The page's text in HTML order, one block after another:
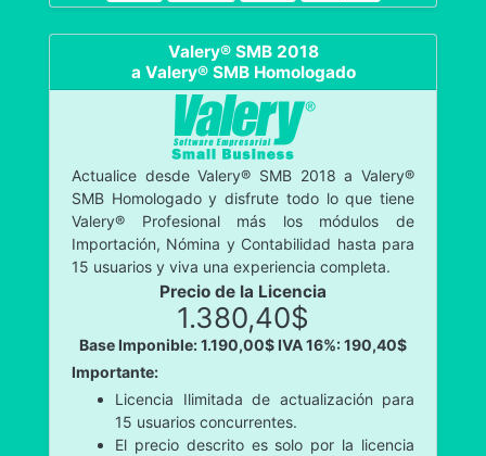
Valery® SMB 2018
a Valery® SMB Homologado
Actualice desde Valery® SMB 2018 a Valery®
SMB Homologado y disfrute todo lo que tiene
Valery® Profesional más los módulos de
Importación, Nómina y Contabilidad hasta para
15 usuarios y viva una experiencia completa.
Precio de la Licencia
1.380,40$
Base Imponible: 1.190,00$ IVA 16%: 190,40$
Importante:
Licencia Ilimitada de actualización para
15 usuarios concurrentes.
El precio descrito es solo por la licencia